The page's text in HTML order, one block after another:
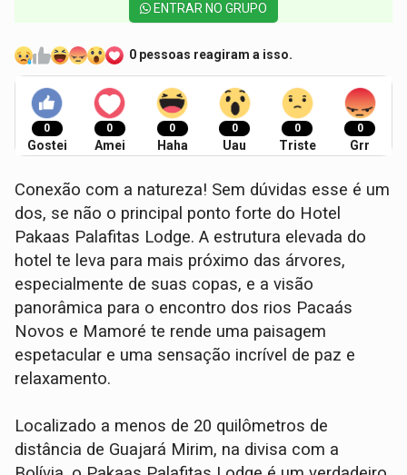
ENTRAR NO GRUPO
0 pessoas reagiram a isso.
0
Gostei
0
Amei
0
Haha
0
Uau
0
Triste
0
Grr
Conexão com a natureza! Sem dúvidas esse é um
dos, se não o principal ponto forte do Hotel
Pakaas Palafitas Lodge. A estrutura elevada do
hotel te leva para mais próximo das árvores,
especialmente de suas copas, e a visão
panorâmica para o encontro dos rios Pacaás
Novos e Mamoré te rende uma paisagem
espetacular e uma sensação incrível de paz e
relaxamento.
Localizado a menos de 20 quilômetros de
distância de Guajará Mirim, na divisa com a